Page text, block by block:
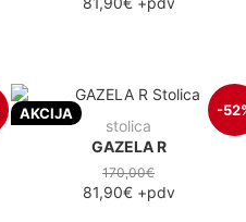
AKCIJA -
stolica
GAZELA R
170,00€
81,90€+pdv